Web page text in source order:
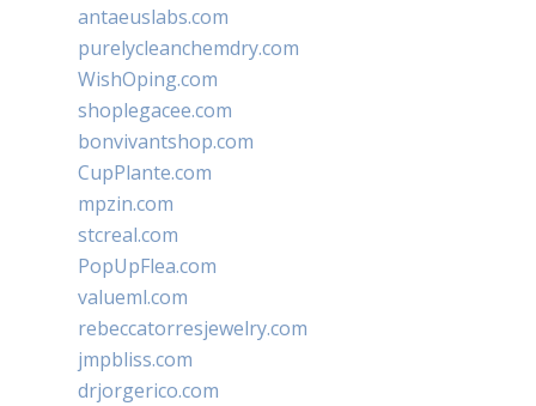
antaeuslabs.com
purelycleanchemdry.com
WishOping.com
shoplegacee.com
bonvivantshop.com
CupPlante.com
mpzin.com
stcreal.com
PopUpFlea.com
valueml.com
rebeccatorresjewelry.com
jmpbliss.com
drjorgerico.com